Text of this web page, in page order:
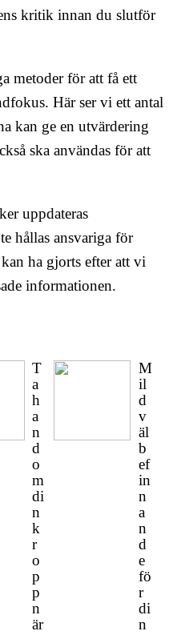
kritik innan du slutför
metoder för att få ett
Här ser vi ett antal
kan ge en utvärdering
ska användas för att
uppdateras
hållas ansvariga för
ha gjorts efter att vi
informationen.
T
a
h
a
n
d
o
m
di
n
k
r
o
p
p
n
är
M
il
d
v
äl
b
ef
in
n
a
n
d
e
fö
r
di
n